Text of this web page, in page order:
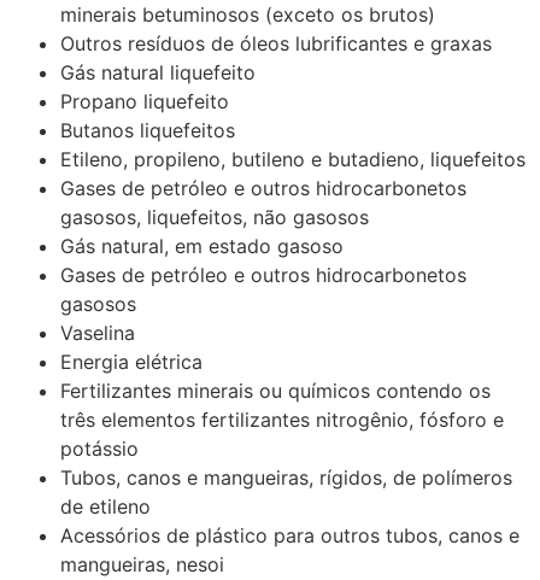
minerais betuminosos (exceto os brutos)
Outros resíduos de óleos lubrificantes e graxas
Gás natural liquefeito
Propano liquefeito
Butanos liquefeitos
Etileno, propileno, butileno e butadieno, liquefeitos
Gases de petróleo e outros hidrocarbonetos
gasosos, liquefeitos, não gasosos
Gás natural, em estado gasoso
Gases de petróleo e outros hidrocarbonetos
gasosos
Vaselina
Energia elétrica
Fertilizantes minerais ou químicos contendo os
três elementos fertilizantes nitrogênio, fósforo e
potássio
Tubos, canos e mangueiras, rígidos, de polímeros
de etileno
Acessórios de plástico para outros tubos, canos e
mangueiras, nesoi